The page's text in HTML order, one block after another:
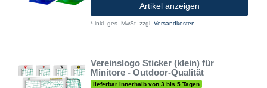
Artikel anzeigen
* inkl. ges. MwSt. zzgl. Versandkosten
Vereinslogo Sticker (klein) für
Minitore - Outdoor-Qualität
lieferbar innerhalb von 3 bis 5 Tagen